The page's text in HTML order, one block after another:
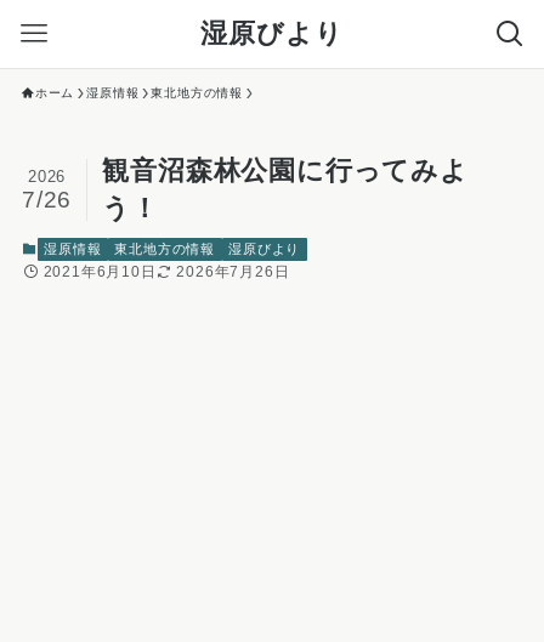
湿原びより
ホーム 湿原情報 東北地方の情報
観音沼森林公園に行ってみよ
う！
2026
7/26
湿原情報 東北地方の情報 湿原びより
2021年6月10日 2026年7月26日